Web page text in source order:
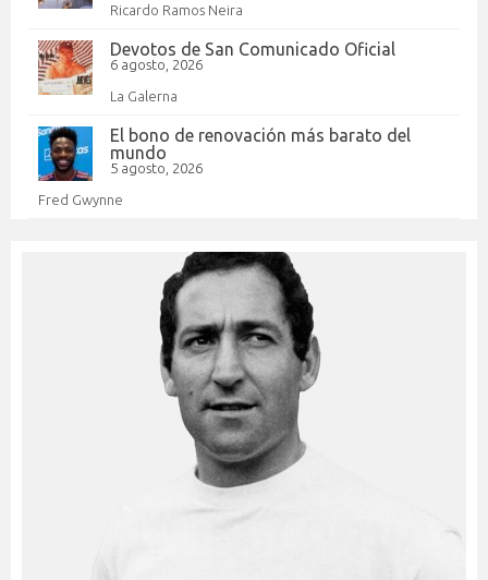
Ricardo Ramos Neira
Devotos de San Comunicado Oficial
6 agosto, 2026
La Galerna
El bono de renovación más barato del
mundo
5 agosto, 2026
Fred Gwynne